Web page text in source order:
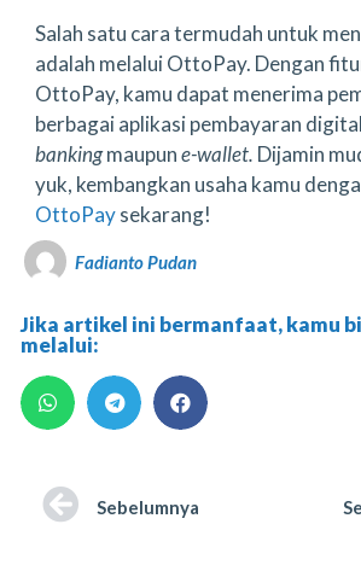
Salah satu cara termudah untuk
adalah melalui OttoPay. Dengan
OttoPay, kamu dapat menerima
berbagai aplikasi pembayaran
bankingmaupune-wallet. Dijamin
yuk, kembangkan usaha kamu
OttoPaysekarang!
Fadianto Pudan
Jika artikel ini bermanfaat, kamu
melalui:
Sebelumnya